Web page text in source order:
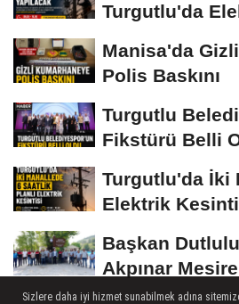
Turgutlu'da
Manisa'da
Polis Baskını
Turgutlu
Fikstürü Belli
Turgutlu'da İki
Elektrik
Başkan
Akpınar
Açılıyor
Sizlere daha iyi hizmet sunabilmek adına